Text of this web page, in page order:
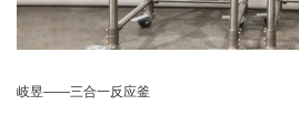
岐昱——三合一反应釜